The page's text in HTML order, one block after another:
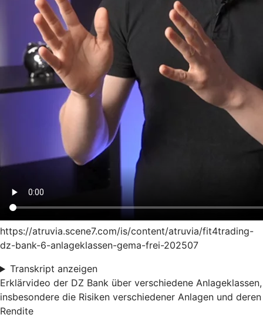
https://atruvia.scene7.com/is/content/atruvia/fit4trading-
dz-bank-6-anlageklassen-gema-frei-202507
Transkript anzeigen
Erklärvideo der DZ Bank über verschiedene Anlageklassen,
insbesondere die Risiken verschiedener Anlagen und deren
Rendite